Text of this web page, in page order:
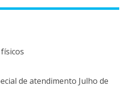
de atendimento Julho de